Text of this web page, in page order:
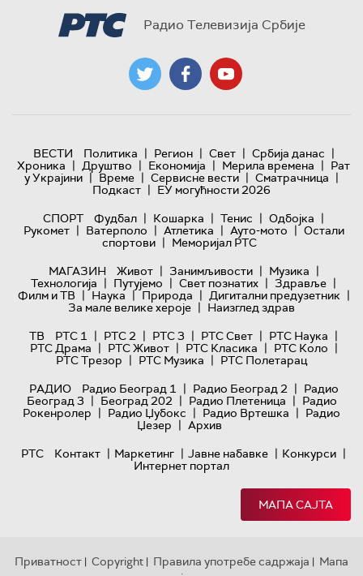
Радио Телевизија Србије
ВЕСТИ Политика | Регион | Свет | Србија данас |
Хроника | Друштво | Економија | Мерила времена | Рат
у Украјини | Време | Сервисне вести | Сматрачница |
Подкаст | ЕУ могућности 2026
СПОРТ
Фудбал | Кошарка | Тенис | Одбојка |
Рукомет | Ватерполо | Атлетика | Ауто-мото | Остали
спортови | Меморијал РТС
МАГАЗИН
Живот | Занимљивости | Музика |
Технологијa | Путујемо | Свет познатих | Здравље |
Филм и ТВ | Наука | Природа | Дигитални предузетник |
За мале велике хероје | Наизглед здрав
ТВ
РТС 1 | РТС 2 | РТС 3 | РТС Свет | РТС Наука |
РТС Драма | РТС Живот | РТС Класика | РТС Коло |
РТС Трезор | РТС Музика | РТС Полетарац
РАДИО
Радио Београд 1 | Радио Београд 2 | Радио
Београд 3 | Београд 202 | Радио Плетеница | Радио
Рокенролер | Радио Џубокс | Радио Вртешка | Радио
Џезер | Архив
РТС
Контакт | Маркетинг | Јавне набавке | Конкурси |
Интернет портал
МАПА САЈТА
Приватност | Copyright | Правила употребе садржаја | Мапа